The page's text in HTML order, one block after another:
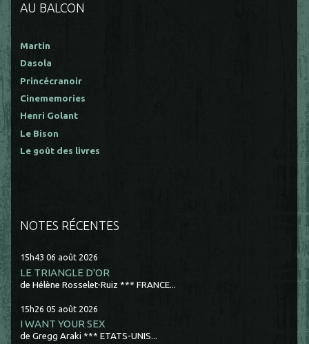
AU BALCON
Martin
Dasola
Princécranoir
Cinememories
Henri Golant
Le Bison
Le goût des livres
NOTES RÉCENTES
15h43 06 août 2026
LE TRIANGLE D'OR
de Hélène Rosselet-Ruiz *** FRANCE...
15h26 05 août 2026
I WANT YOUR SEX
de Gregg Araki *** ETATS-UNIS...